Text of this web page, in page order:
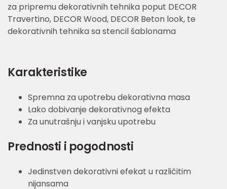
za pripremu dekorativnih tehnika poput DECOR
Travertino, DECOR Wood, DECOR Beton look, te
dekorativnih tehnika sa stencil šablonama
Karakteristike
Spremna za upotrebu dekorativna masa
Lako dobivanje dekorativnog efekta
Za unutrašnju i vanjsku upotrebu
Prednosti i pogodnosti
Jedinstven dekorativni efekat u različitim
nijansama